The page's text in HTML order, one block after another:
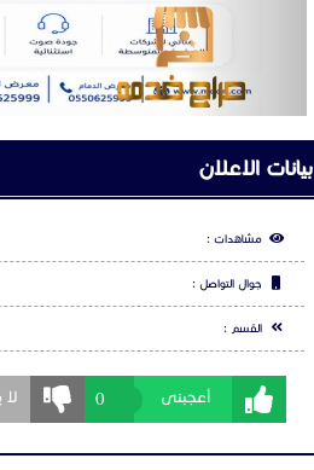
بيانات الاعلان
مشاهدات :
جوال التواصل :
القسم :
أعجبنى 0